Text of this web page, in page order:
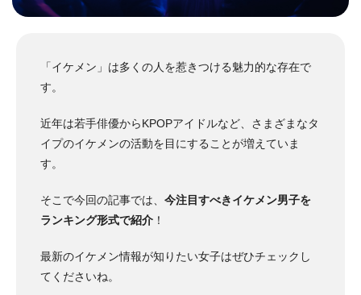
「イケメン」は多くの人を惹きつける魅力的な存在で
す。
近年は若手俳優からKPOPアイドルなど、さまざまなタ
イプのイケメンの活動を目にすることが増えていま
す。
そこで今回の記事では、 今注目すべきイケメン男子を
ランキング形式で紹介 ！
最新のイケメン情報が知りたい女子はぜひチェックし
てくださいね。